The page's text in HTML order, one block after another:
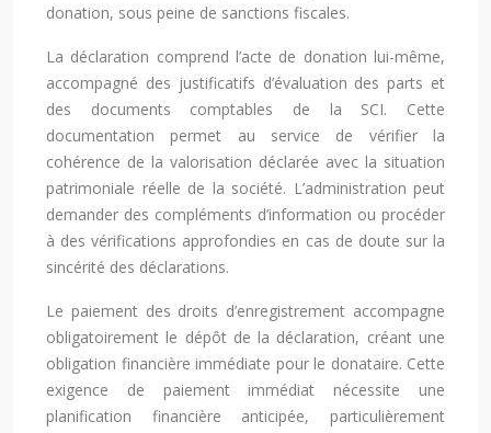
donation, sous peine de sanctions fiscales.
La déclaration comprend l’acte de donation lui-même,
accompagné des justificatifs d’évaluation des parts et
des documents comptables de la SCI. Cette
documentation permet au service de vérifier la
cohérence de la valorisation déclarée avec la situation
patrimoniale réelle de la société. L’administration peut
demander des compléments d’information ou procéder
à des vérifications approfondies en cas de doute sur la
sincérité des déclarations.
Le paiement des droits d’enregistrement accompagne
obligatoirement le dépôt de la déclaration, créant une
obligation financière immédiate pour le donataire. Cette
exigence de paiement immédiat nécessite une
planification financière anticipée, particulièrement